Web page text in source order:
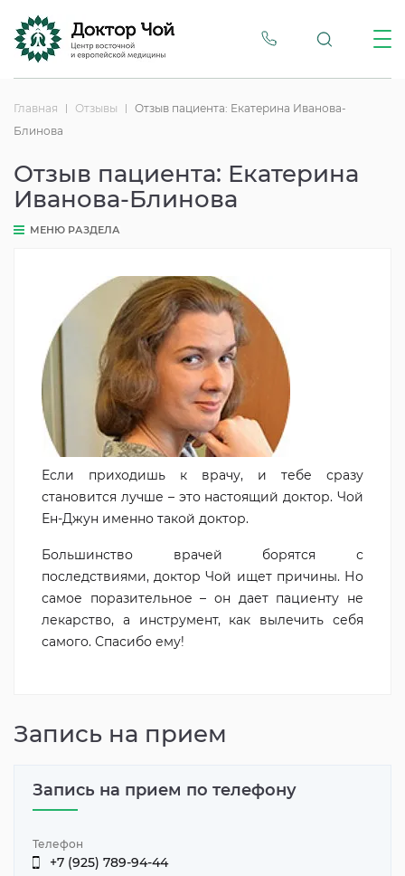
Главная Отзывы
Отзыв пациента: Екатерина Иванова-
Блинова
Отзыв пациента: Екатерина
Иванова-Блинова
МЕНЮ РАЗДЕЛА
Если приходишь к врачу, и тебе сразу
становится лучше – это настоящий доктор. Чой
Ен-Джун именно такой доктор.
Большинство врачей борятся с
последствиями, доктор Чой ищет причины. Но
самое поразительное – он дает пациенту не
лекарство, а инструмент, как вылечить себя
самого. Спасибо ему!
Запись на прием
Запись на прием по телефону
Телефон
+7 (925) 789-94-44